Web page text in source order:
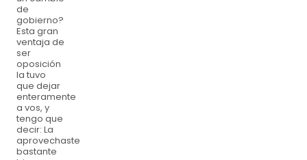
de
gobierno?
Esta gran
ventaja de
ser
oposición
la tuvo
que dejar
enteramente
a vos, y
tengo que
decir: La
aprovechaste
bastante